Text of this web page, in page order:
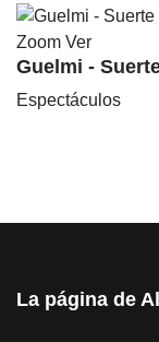
Zoom Ver
Guelmi -
Espectáculos
La página de